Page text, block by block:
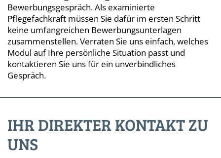
Bewerbungsgespräch. Als examinierte
Pflegefachkraft müssen Sie dafür im ersten Schritt
keine umfangreichen Bewerbungsunterlagen
zusammenstellen. Verraten Sie uns einfach, welches
Modul auf Ihre persönliche Situation passt und
kontaktieren Sie uns für ein unverbindliches
Gespräch.
IHR DIREKTER KONTAKT ZU
UNS